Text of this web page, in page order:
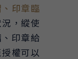
印章臨
況，縱使
印章給
權可以